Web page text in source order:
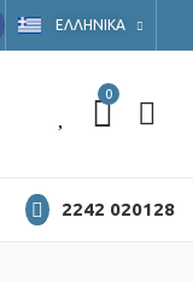
EΛΛΗΝΙΚΆ
0
2242 020128